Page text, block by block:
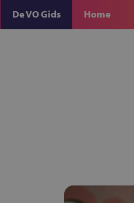
De VO Gids Home